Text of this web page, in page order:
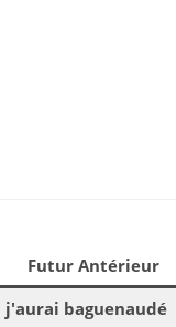
Futur Antérieur
j'aurai baguenaudé